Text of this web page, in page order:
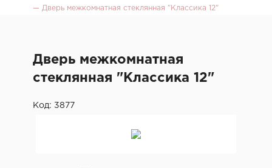
— Дверь межкомнатная стеклянная "Классика 12"
Дверь межкомнатная
стеклянная "Классика 12"
Код: 3877